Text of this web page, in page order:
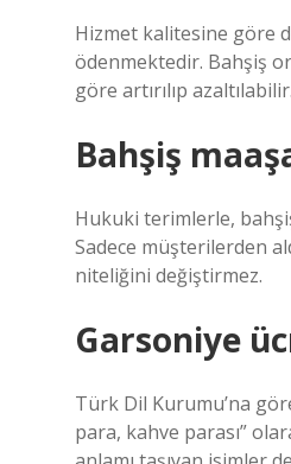
Hizmet kalitesine göre
ödenmektedir. Bahşiş
göre artırılıp azaltılabilir.
Bahşiş
Hukuki terimlerle,
Sadece müşterilerden
niteliğini değiştirmez.
Garsoniye
Türk Dil Kurumu’na
para, kahve parası”